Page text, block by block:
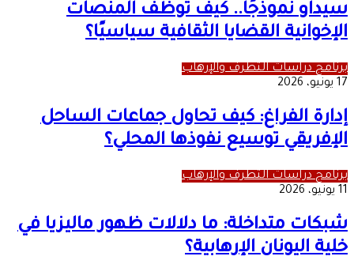
سيداو نموذجًا.. كيف توظف المنصات
الإخوانية القضايا الثقافية سياسيًا؟
برنامج دراسات التطرف والإرهاب
17 يونيو، 2026
إدارة الفراغ: كيف تحاول جماعات الساحل
الإفريقي توسيع نفوذها المحلي؟
برنامج دراسات التطرف والإرهاب
11 يونيو، 2026
شبكات متداخلة: ما دلالات ظهور ماليزيا في
خلية اليونان الإرهابية؟